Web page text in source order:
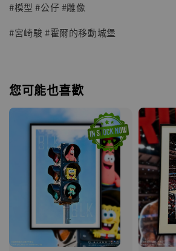
#模型 #公仔 #雕像
#宮崎駿 #霍爾的移動城堡
您可能也喜歡